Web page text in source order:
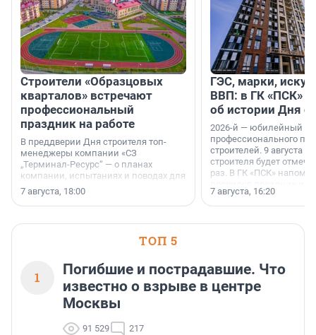
Строители «Образцовых
кварталов» встречают
профессиональный
праздник на работе
В преддверии Дня строителя топ-
менеджеры компании «СЗ
„Терминал-Ресурс“ — о планах
компании, испытаниях и поводах для
осторожного оптимизма.
7 августа, 18:00
ГЭС, марки,
ВВП: в ГК «ПСК»
об истории Дня
2026-й — юбилейный
профессионального
строителей. 9 августа
строителя будет
раз. В ГК «ПСК»
поменялась роль
7 августа, 16:20
ТОП 5
1
Погибшие и пострадавшие. Что
известно о взрыве в центре
Москвы
91 529 217